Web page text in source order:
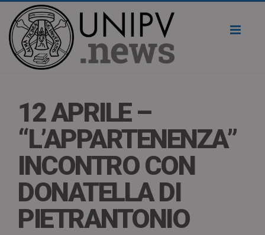
12 APRILE –
“L’APPARTENENZA”
INCONTRO CON
DONATELLA DI
PIETRANTONIO